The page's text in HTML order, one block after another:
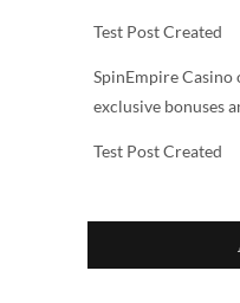
Test Post Created
SpinEmpire
exclusive bonuses
Test Post Created